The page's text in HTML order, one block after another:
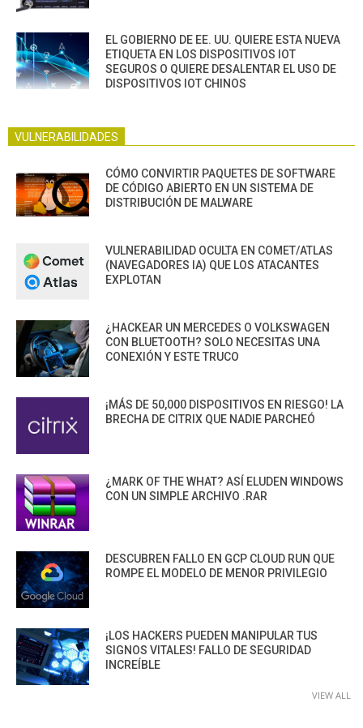
EL GOBIERNO DE EE. UU. QUIERE ESTA NUEVA
ETIQUETA EN LOS DISPOSITIVOS IOT
SEGUROS O QUIERE DESALENTAR EL USO DE
DISPOSITIVOS IOT CHINOS
VULNERABILIDADES
CÓMO CONVIRTIR PAQUETES DE SOFTWARE
DE CÓDIGO ABIERTO EN UN SISTEMA DE
DISTRIBUCIÓN DE MALWARE
VULNERABILIDAD OCULTA EN COMET/ATLAS
(NAVEGADORES IA) QUE LOS ATACANTES
EXPLOTAN
¿HACKEAR UN MERCEDES O VOLKSWAGEN
CON BLUETOOTH? SOLO NECESITAS UNA
CONEXIÓN Y ESTE TRUCO
¡MÁS DE 50,000 DISPOSITIVOS EN RIESGO! LA
BRECHA DE CITRIX QUE NADIE PARCHEÓ
¿MARK OF THE WHAT? ASÍ ELUDEN WINDOWS
CON UN SIMPLE ARCHIVO .RAR
DESCUBREN FALLO EN GCP CLOUD RUN QUE
ROMPE EL MODELO DE MENOR PRIVILEGIO
¡LOS HACKERS PUEDEN MANIPULAR TUS
SIGNOS VITALES! FALLO DE SEGURIDAD
INCREÍBLE
VIEW ALL